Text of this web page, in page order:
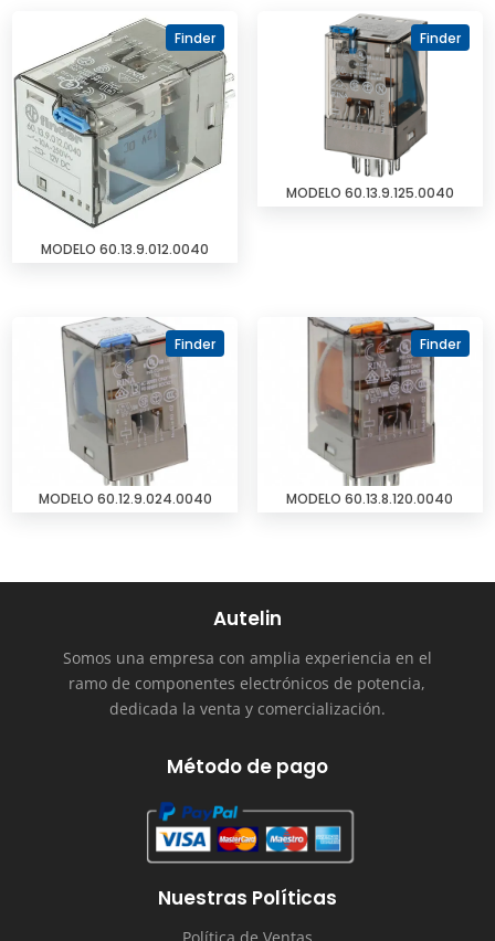
Finder
MODELO 60.13.9.012.0040
Finder
MODELO 60.13.9.125.0040
Finder
MODELO 60.12.9.024.0040
Finder
MODELO 60.13.8.120.0040
Autelin
Somos una empresa con amplia experiencia en el
ramo de componentes electrónicos de potencia,
dedicada la venta y comercialización.
Método de pago
Nuestras Políticas